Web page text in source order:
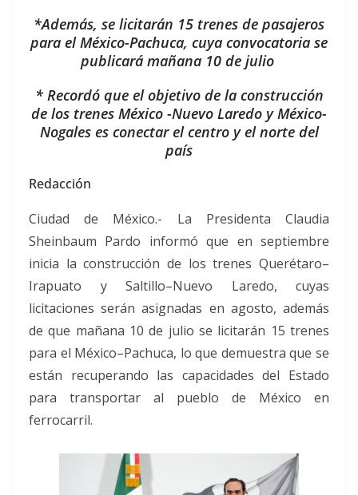
*Además, se licitarán 15 trenes de pasajeros
para el México-Pachuca, cuya convocatoria se
publicará mañana 10 de julio
* Recordó que el objetivo de la construcción
de los trenes México -Nuevo Laredo y México-
Nogales es conectar el centro y el norte del
país
Redacción
Ciudad de México.- La Presidenta Claudia
Sheinbaum Pardo informó que en septiembre
inicia la construcción de los trenes Querétaro–
Irapuato y Saltillo–Nuevo Laredo, cuyas
licitaciones serán asignadas en agosto, además
de que mañana 10 de julio se licitarán 15 trenes
para el México–Pachuca, lo que demuestra que se
están recuperando las capacidades del Estado
para transportar al pueblo de México en
ferrocarril.